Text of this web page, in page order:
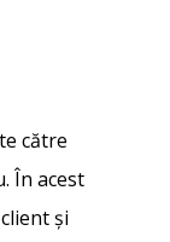
către
În acest
și